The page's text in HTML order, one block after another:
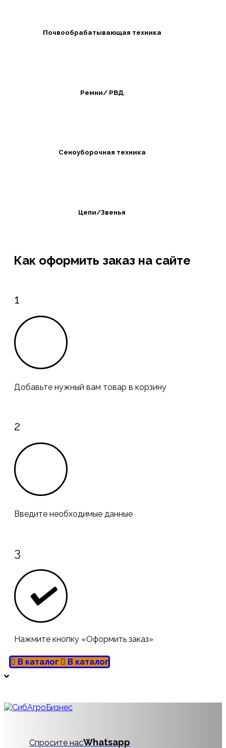
Почвообрабатывающая техника
Ремни/ РВД
Сеноуборочная техника
Цепи/Звенья
Как оформить заказ на сайте
1
Добавьте нужный вам товар в корзину
2
Введите необходимые данные
3
Нажмите кнопку «Оформить заказ»
В каталог В каталог
Спросите насWhatsapp